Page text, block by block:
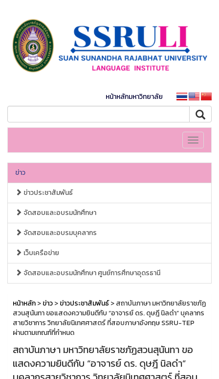
หน้าหลักมหาวิทยาลัย
Toggle
ข่าว
ข่าวประชาสัมพันธ์
จัดสอบและอบรมนักศึกษา
จัดสอบและอบรมบุคลากร
เว็บเครือข่าย
จัดสอบและอบรมนักศึกษา ศูนย์การศึกษาอุดรธานี
หน้าหลัก>ข่าว>ข่าวประชาสัมพันธ์> สถาบันภาษา มหาวิทยาลัยราชภัฏ
สวนสุนันทา ขอแสดงความยินดีกับ “อาจารย์ ดร. ดุษฎี นิลดำ” บุคลากร
สายวิชาการ วิทยาลัยนิเทศศาสตร์ ที่สอบภาษาอังกฤษ SSRU-TEP
ผ่านตามเกณฑ์ที่กำหนด
สถาบันภาษา มหาวิทยาลัยราชภัฏสวนสุนันทา ขอ
แสดงความยินดีกับ “อาจารย์ ดร. ดุษฎี นิลดำ”